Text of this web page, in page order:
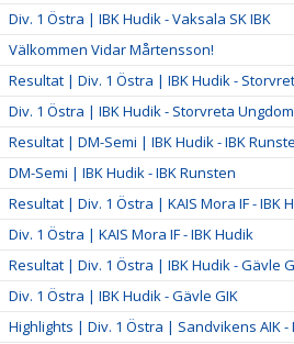
Div. 1 Östra | IBK Hudik - Vaksala SK IBK
Välkommen Vidar Mårtensson!
Resultat | Div. 1 Östra | IBK Hudik -
Div. 1 Östra | IBK Hudik - Storvreta
Resultat | DM-Semi | IBK Hudik - IBK
DM-Semi | IBK Hudik - IBK Runsten
Resultat | Div. 1 Östra | KAIS Mora IF - IBK
Div. 1 Östra | KAIS Mora IF - IBK Hudik
Resultat | Div. 1 Östra | IBK Hudik - Gävle
Div. 1 Östra | IBK Hudik - Gävle GIK
Highlights | Div. 1 Östra | Sandvikens AIK -